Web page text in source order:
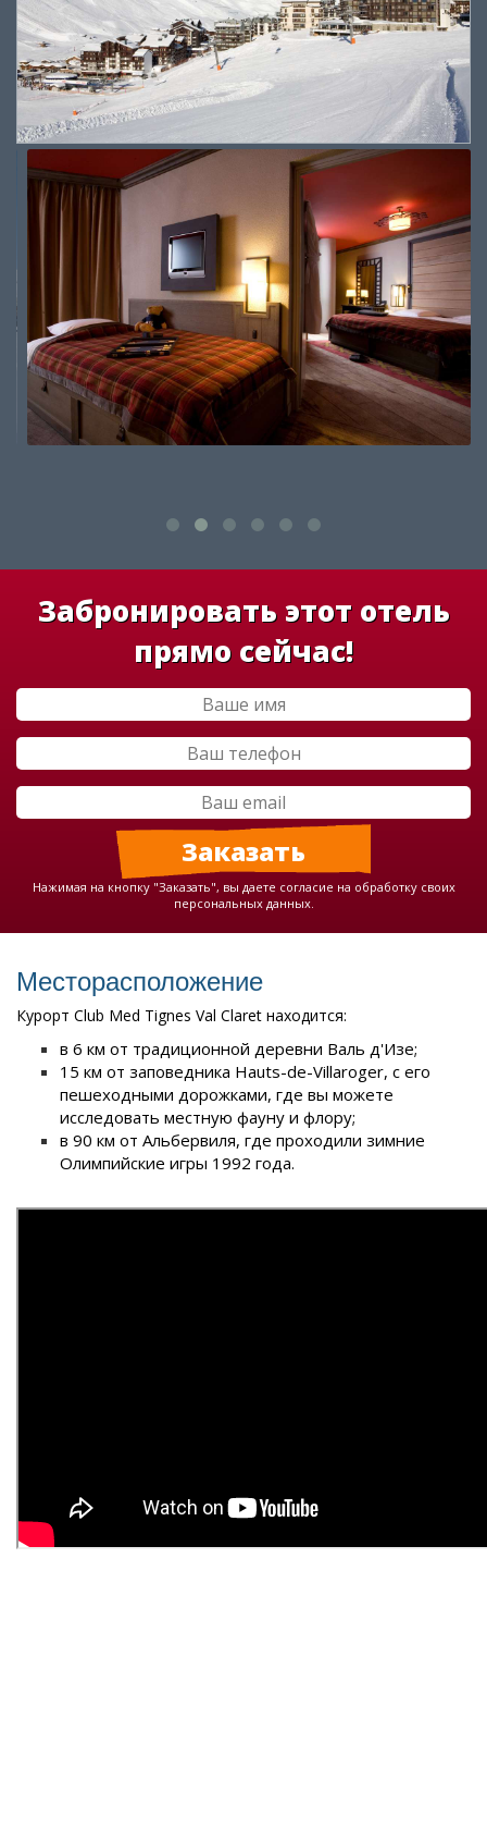
Забронировать этот отель
прямо сейчас!
Нажимая на кнопку "Заказать", вы даете согласие на обработку своих
персональных данных.
Месторасположение
Курорт Club Med Tignes Val Claret находится:
в 6 км от традиционной деревни Валь д'Изе;
15 км от заповедника Hauts-de-Villaroger, с его
пешеходными дорожками, где вы можете
исследовать местную фауну и флору;
в 90 км от Альбервиля, где проходили зимние
Олимпийские игры 1992 года.